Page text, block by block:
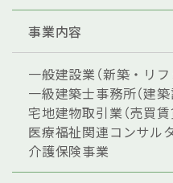
事業内容
一般建設業（新築・リフ
一級建築士事務所（建
宅地建物取引業（売買
医療福祉関連コンサル
介護保険事業